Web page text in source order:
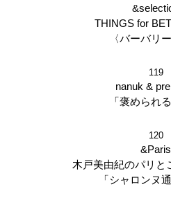
THINGS for
〈バーバリ
119
nanuk &
「褒められ
120
&Paris
木戸美由紀のパリと
「シャロンヌ